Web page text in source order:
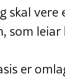
skal
som
er